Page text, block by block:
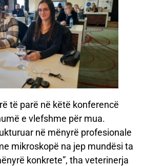
të parë në këtë konferencë
e vlefshme për mua.
në mënyrë profesionale
mikroskopë na jep mundësi ta
konkrete”, tha veterinerja